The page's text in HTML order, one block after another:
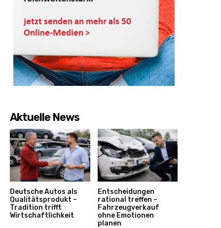
Aktuelle News
Deutsche Autos als
Qualitätsprodukt –
Tradition trifft
Wirtschaftlichkeit
Entscheidungen
rational treffen –
Fahrzeugverkauf
ohne Emotionen
planen